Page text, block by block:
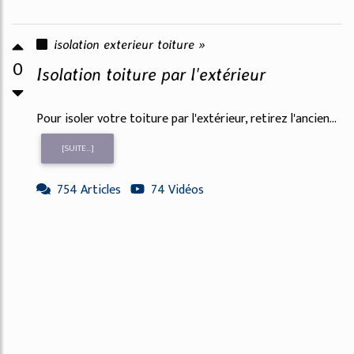
0
isolation exterieur toiture »
Isolation toiture par l'extérieur
Pour isoler votre toiture par l'extérieur, retirez l'ancien...
[SUITE...]
754 Articles 74 Vidéos